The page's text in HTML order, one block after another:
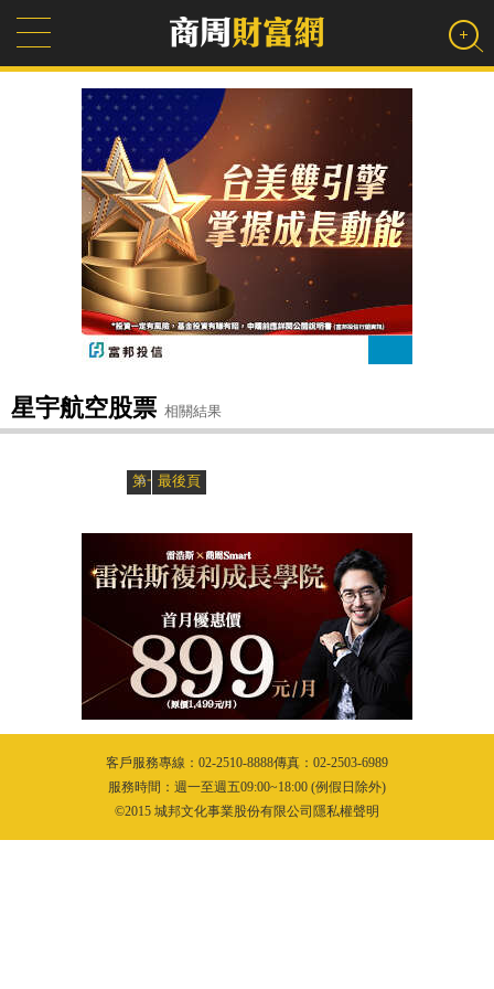
星宇航空股票 相關結果
第一頁 «
» 最後頁
客戶服務專線：02-2510-8888傳真：02-2503-6989
服務時間：週一至週五09:00~18:00 (例假日除外)
©2015 城邦文化事業股份有限公司隱私權聲明